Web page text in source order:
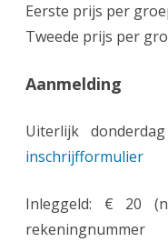
Eerste prijs per
Tweede prijs per
Aanmelding
Uiterlijk
inschrijfformulier
Inleggeld: € 20
rekeningnummer